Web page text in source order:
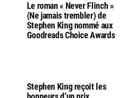
Le roman « Never Flinch »
(Ne jamais trembler) de
Stephen King nommé aux
Goodreads Choice Awards
Stephen King reçoit les